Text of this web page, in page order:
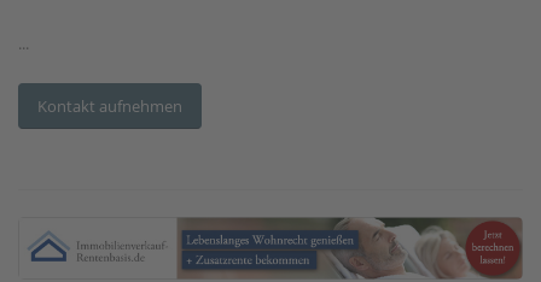
...
Kontakt aufnehmen